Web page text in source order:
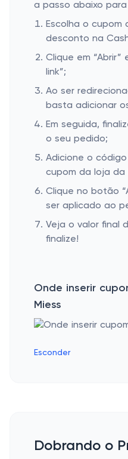
a passo abaixo
Escolha o cupom
desconto na
Clique em “Abrir”
link”;
Ao ser
basta adicionar
Em seguida,
o seu pedido;
Adicione o
cupom da loja da
Clique no botão
ser aplicado ao
Veja o valor final
finalize!
Onde inserir
Miess
Esconder
Dobrando o